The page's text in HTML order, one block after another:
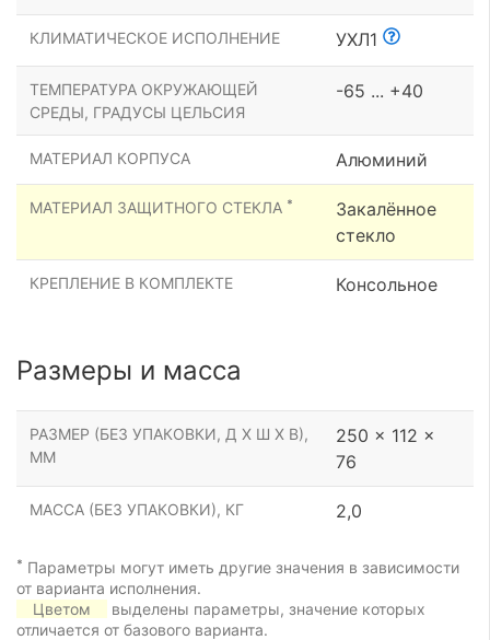
КЛИМАТИЧЕСКОЕ ИСПОЛНЕНИЕ УХЛ1
ТЕМПЕРАТУРА ОКРУЖАЮЩЕЙ
СРЕДЫ, ГРАДУСЫ ЦЕЛЬСИЯ
-65 ... +40
МАТЕРИАЛ КОРПУСА Алюминий
МАТЕРИАЛ ЗАЩИТНОГО СТЕКЛА *
Закалённое
стекло
КРЕПЛЕНИЕ В КОМПЛЕКТЕ Консольное
Размеры и масса
РАЗМЕР (БЕЗ УПАКОВКИ, Д Х Ш Х В),
ММ
250 x 112 x
76
МАССА (БЕЗ УПАКОВКИ), КГ 2,0
* Параметры могут иметь другие значения в зависимости
от варианта исполнения.
Цветом
выделены параметры, значение которых
отличается от базового варианта.